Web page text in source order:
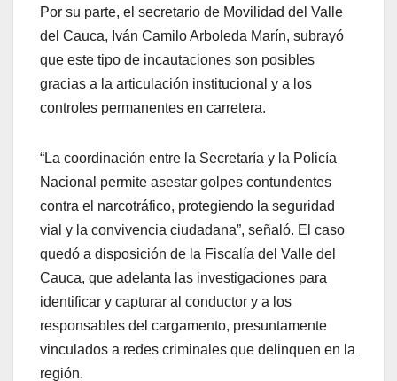
Por su parte, el secretario de Movilidad del Valle
del Cauca, Iván Camilo Arboleda Marín, subrayó
que este tipo de incautaciones son posibles
gracias a la articulación institucional y a los
controles permanentes en carretera.
“La coordinación entre la Secretaría y la Policía
Nacional permite asestar golpes contundentes
contra el narcotráfico, protegiendo la seguridad
vial y la convivencia ciudadana”, señaló. El caso
quedó a disposición de la Fiscalía del Valle del
Cauca, que adelanta las investigaciones para
identificar y capturar al conductor y a los
responsables del cargamento, presuntamente
vinculados a redes criminales que delinquen en la
región.